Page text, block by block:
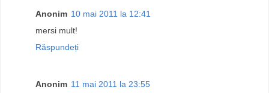
Anonim 10 mai 2011 la 12:41
mersi mult!
Răspundeți
Anonim 11 mai 2011 la 23:55